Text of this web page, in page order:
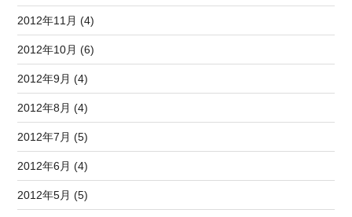
2012年11月 (4)
2012年10月 (6)
2012年9月 (4)
2012年8月 (4)
2012年7月 (5)
2012年6月 (4)
2012年5月 (5)